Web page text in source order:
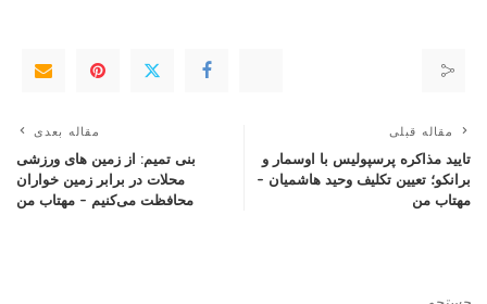
مقاله قبلی
تایید مذاکره پرسپولیس با اوسمار و
برانکو؛ تعیین تکلیف وحید هاشمیان –
مهتاب من
مقاله بعدی
بنی تمیم: از زمین های ورزشی
محلات در برابر زمین خواران
محافظت می‌کنیم – مهتاب من